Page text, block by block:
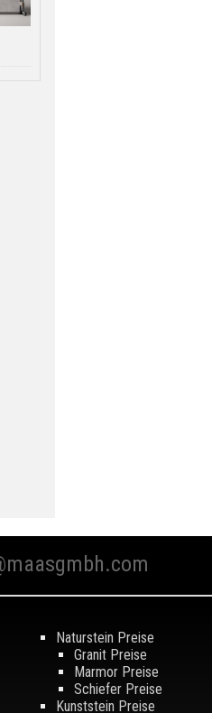
Naturstein Preise
Granit Preise
Marmor Preise
Schiefer Preise
Kunststein Preise